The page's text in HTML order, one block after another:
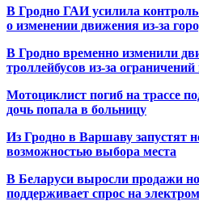
В Гродно ГАИ усилила
о изменении движения из-за
В Гродно временно изменили
троллейбусов из-за ограничений
Мотоциклист погиб на трассе
дочь попала в больницу
Из Гродно в Варшаву запустят
возможностью выбора места
В Беларуси выросли продажи
поддерживает спрос на